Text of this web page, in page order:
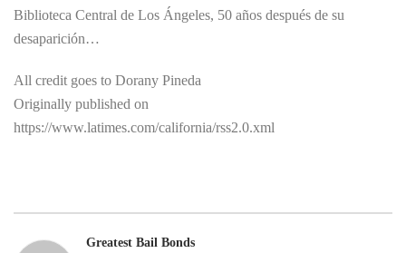
Biblioteca Central de Los Ángeles, 50 años después de su
desaparición…
All credit goes to Dorany Pineda
Originally published on
https://www.latimes.com/california/rss2.0.xml
Greatest Bail Bonds